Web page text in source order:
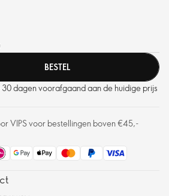
BESTEL
dagen voorafgaand aan de huidige prijs
VIPS voor bestellingen boven €45,-